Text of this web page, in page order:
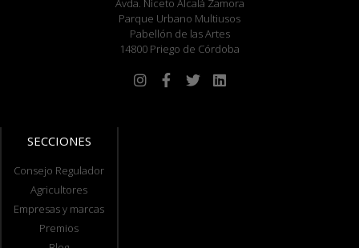
Avda. Niceto Alcalá Zamora
Parque Urbano Multiusos
Pabellón de las Artes
14800 Priego de Córdoba
SECCIONES
Consejo Regulador
Agricultores
Empresas y marcas
Premios